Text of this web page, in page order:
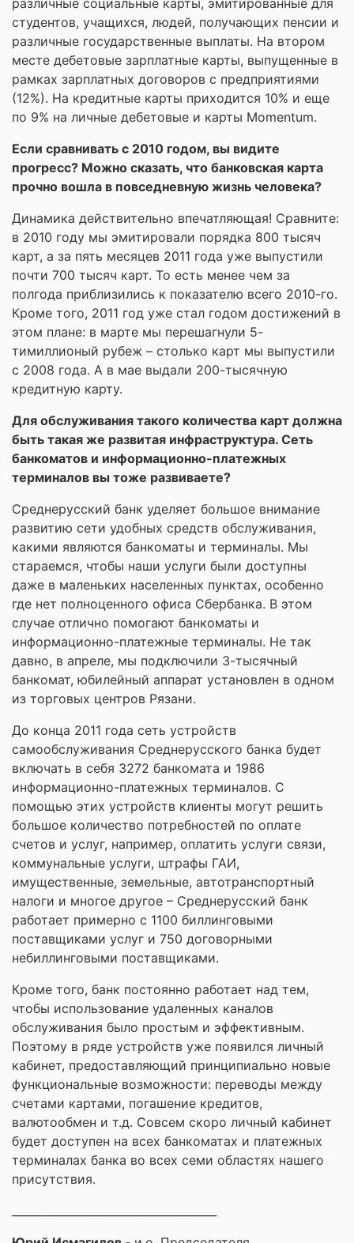
студентов, учащихся, людей, получающих пенсии и
различные государственные выплаты. На втором
месте дебетовые зарплатные карты, выпущенные в
рамках зарплатных договоров с предприятиями
(12%). На кредитные карты приходится 10% и еще
по 9% на личные дебетовые и карты Momentum.
Если сравнивать с 2010 годом, вы видите
прогресс? Можно сказать, что банковская карта
прочно вошла в повседневную жизнь человека?
Динамика действительно впечатляющая! Сравните:
в 2010 году мы эмитировали порядка 800 тысяч
карт, а за пять месяцев 2011 года уже выпустили
почти 700 тысяч карт. То есть менее чем за
полгода приблизились к показателю всего 2010-го.
Кроме того, 2011 год уже стал годом достижений в
этом плане: в марте мы перешагнули 5-
тимиллионый рубеж – столько карт мы выпустили
с 2008 года. А в мае выдали 200-тысячную
кредитную карту.
Для обслуживания такого количества карт должна
быть такая же развитая инфраструктура. Сеть
банкоматов и информационно-платежных
терминалов вы тоже развиваете?
Среднерусский банк уделяет большое внимание
развитию сети удобных средств обслуживания,
какими являются банкоматы и терминалы. Мы
стараемся, чтобы наши услуги были доступны
даже в маленьких населенных пунктах, особенно
где нет полноценного офиса Сбербанка. В этом
случае отлично помогают банкоматы и
информационно-платежные терминалы. Не так
давно, в апреле, мы подключили 3-тысячный
банкомат, юбилейный аппарат установлен в одном
из торговых центров Рязани.
До конца 2011 года сеть устройств
самообслуживания Среднерусского банка будет
включать в себя 3272 банкомата и 1986
информационно-платежных терминалов. С
помощью этих устройств клиенты могут решить
большое количество потребностей по оплате
счетов и услуг, например, оплатить услуги связи,
коммунальные услуги, штрафы ГАИ,
имущественные, земельные, автотранспортный
налоги и многое другое – Среднерусский банк
работает примерно с 1100 биллинговыми
поставщиками услуг и 750 договорными
небиллинговыми поставщиками.
Кроме того, банк постоянно работает над тем,
чтобы использование удаленных каналов
обслуживания было простым и эффективным.
Поэтому в ряде устройств уже появился личный
кабинет, предоставляющий принципиально новые
функциональные возможности: переводы между
счетами картами, погашение кредитов,
валютообмен и т.д. Совсем скоро личный кабинет
будет доступен на всех банкоматах и платежных
терминалах банка во всех семи областях нашего
присутствия.